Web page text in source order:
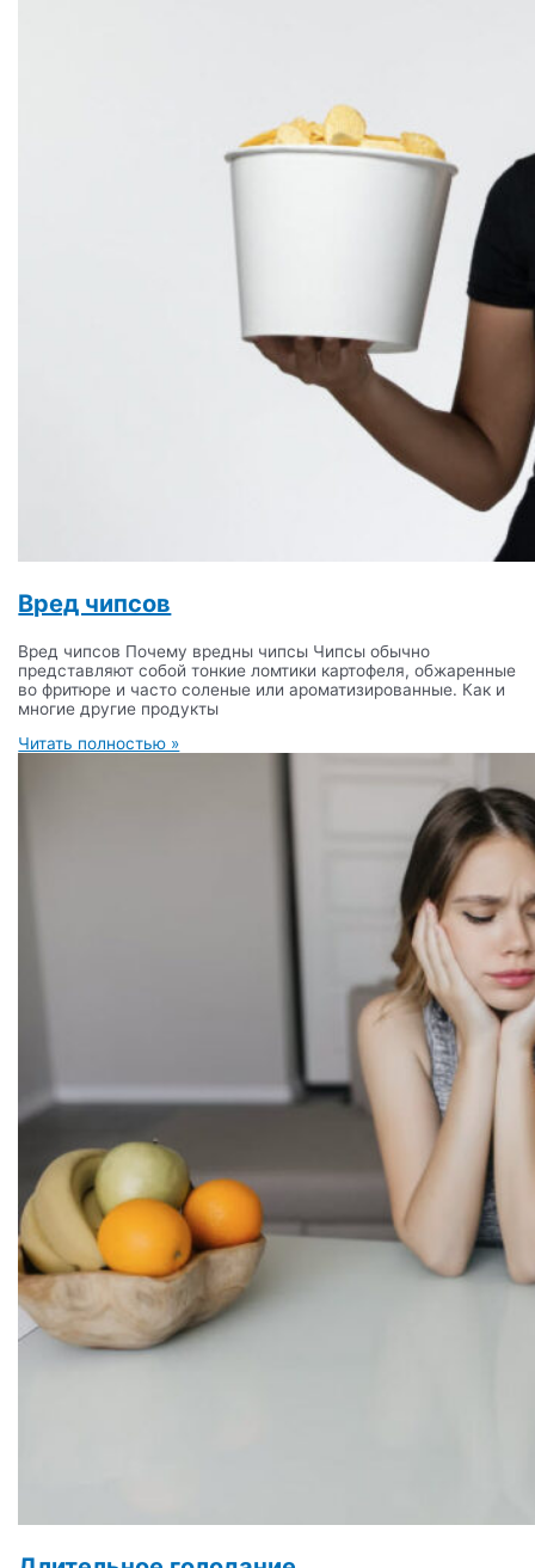
Вред чипсов
Вред чипсов Почему вредны чипсы Чипсы обычно
представляют собой тонкие ломтики картофеля, обжаренные
во фритюре и часто соленые или ароматизированные. Как и
многие другие продукты
Читать полностью »